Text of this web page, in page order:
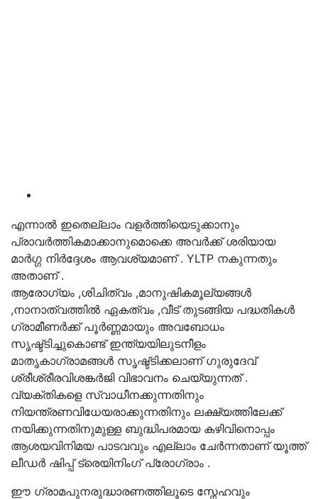
എന്നാൽ ഇതെല്ലാം വളർത്തിയെടുക്കാനും
പ്രാവർത്തികമാക്കാനുമൊക്കെ അവർക്ക് ശരിയായ
മാർഗ്ഗ നിർദ്ദേശം ആവശ്യമാണ് . YLTP നകുന്നതും
അതാണ് .
ആരോഗ്യം ,ശിചിത്വം ,മാനുഷികമൂല്യങ്ങൾ
,നാനാത്വത്തിൽ ഏകത്വം ,വീട് തുടങ്ങിയ പദ്ധതികൾ
ഗ്രാമീണർക്ക് പൂർണ്ണമായും അവബോധം
സൃഷ്ട്ടിച്ചുകൊണ്ട് ഇന്ത്യയിലുടനീളം
മാതൃകാഗ്രാമങ്ങൾ സൃഷ്ട്ടിക്കലാണ് ഗുരുദേവ്
ശ്രീശ്രീരവിശങ്കർജി വിഭാവനം ചെയ്യുന്നത് .
വ്യക്തികളെ സ്വാധീനക്കുന്നതിനും
നിയന്ത്രണവിധേയരാക്കുന്നതിനും ലക്ഷ്യത്തിലേക്ക്
നയിക്കുന്നതിനുമുള്ള ബുദ്ധിപരമായ കഴിവിനൊപ്പം
ആശയവിനിമയ പാടവവും എല്ലാം ചേർന്നതാണ് യൂത്ത്
ലീഡർ ഷിപ്പ് ട്രെയിനിംഗ് പ്രോഗ്രാം .
ഈ ഗ്രാമപുനരുദ്ധാരണത്തിലൂടെ സ്നേഹവും